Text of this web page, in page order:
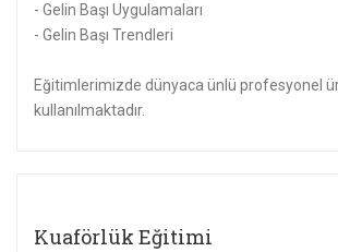
- Gelin Başı Uygulamaları
- Gelin Başı Trendleri
Eğitimlerimizde dünyaca ünlü profesyonel
kullanılmaktadır.
Kuaförlük Eğitimi